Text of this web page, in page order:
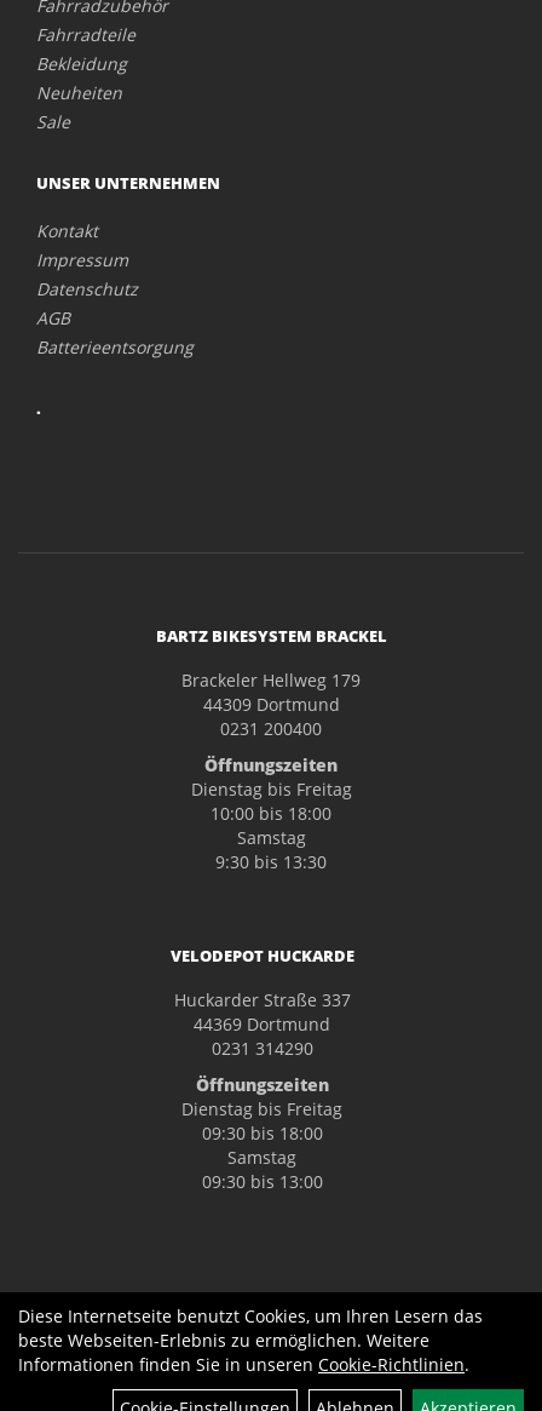
Fahrradzubehör
Fahrradteile
Bekleidung
Neuheiten
Sale
UNSER UNTERNEHMEN
Kontakt
Impressum
Datenschutz
AGB
Batterieentsorgung
.
BARTZ BIKESYSTEM BRACKEL
Brackeler Hellweg 179
44309 Dortmund
0231 200400
Öffnungszeiten
Dienstag bis Freitag
10:00 bis 18:00
Samstag
9:30 bis 13:30
VELODEPOT HUCKARDE
Huckarder Straße 337
44369 Dortmund
0231 314290
Öffnungszeiten
Dienstag bis Freitag
09:30 bis 18:00
Samstag
09:30 bis 13:00
Diese Internetseite benutzt Cookies, um Ihren Lesern das
beste Webseiten-Erlebnis zu ermöglichen. Weitere
Informationen finden Sie in unseren Cookie-Richtlinien.